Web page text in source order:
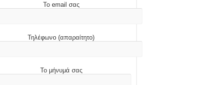
Το email σας
Τηλέφωνο (απαραίτητο)
Το μήνυμά σας